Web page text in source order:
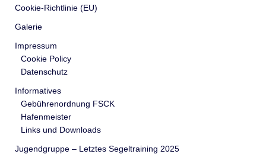
Cookie-Richtlinie (EU)
Galerie
Impressum
Cookie Policy
Datenschutz
Informatives
Gebührenordnung FSCK
Hafenmeister
Links und Downloads
Jugendgruppe – Letztes Segeltraining 2025